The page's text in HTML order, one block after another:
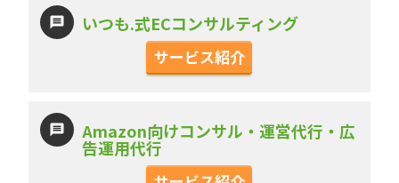
いつも.式ECコンサルティング
サービス紹介
Amazon向けコンサル・運営代行・広
告運用代行